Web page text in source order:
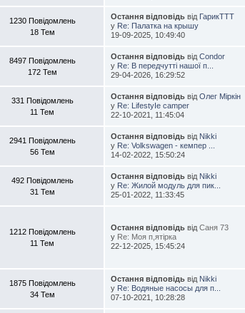
1230 Повідомлень
18 Тем
Остання відповідьвід ГарикTTT
у Re: Палатка на крышу
19-09-2025, 10:49:40
8497 Повідомлень
172 Тем
Остання відповідьвід Condor
у Re: В передчутті нашої п...
29-04-2026, 16:29:52
331 Повідомлень
11 Тем
Остання відповідьвід Олег Міркін
у Re: LіfеstуІe саmреr
22-10-2021, 11:45:04
2941 Повідомлень
56 Тем
Остання відповідьвід Nikki
у Re: Volkswagen - кемпер ...
14-02-2022, 15:50:24
492 Повідомлень
31 Тем
Остання відповідьвід Nikki
у Re: Жилой модуль для пик...
25-01-2022, 11:33:45
1212 Повідомлень
11 Тем
Остання відповідьвід Саня 73
у Re: Моя п,ятірка
22-12-2025, 15:45:24
1875 Повідомлень
34 Тем
Остання відповідьвід Nikki
у Re: Водяные насосы для п...
07-10-2021, 10:28:28